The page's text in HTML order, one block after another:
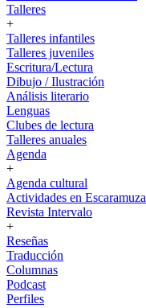
Talleres
+
Talleres infantiles
Talleres juveniles
Escritura/Lectura
Dibujo / Ilustración
Análisis literario
Lenguas
Clubes de lectura
Talleres anuales
Agenda
+
Agenda cultural
Actividades en Escaramuza
Revista Intervalo
+
Reseñas
Traducción
Columnas
Podcast
Perfiles